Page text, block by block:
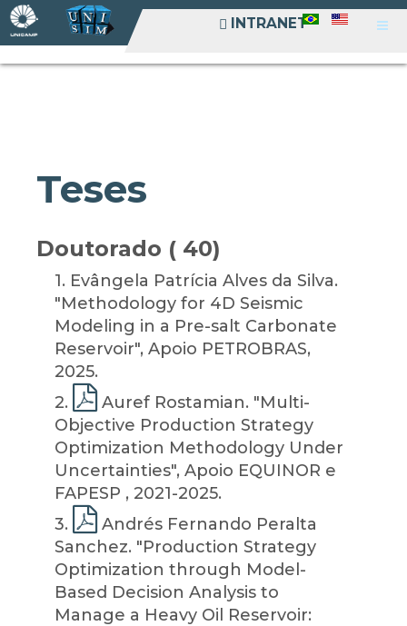
INTRANET
INTRANET
Teses
Doutorado ( 40)
1. Evângela Patrícia Alves da Silva.
"Methodology for 4D Seismic
Modeling in a Pre-salt Carbonate
Reservoir", Apoio PETROBRAS,
2025.
2.
Auref Rostamian. "Multi-
Objective Production Strategy
Optimization Methodology Under
Uncertainties", Apoio EQUINOR e
FAPESP , 2021-2025.
3.
Andrés Fernando Peralta
Sanchez. "Production Strategy
Optimization through Model-
Based Decision Analysis to
Manage a Heavy Oil Reservoir: